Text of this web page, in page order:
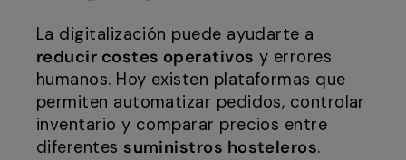
La digitalización puede ayudarte a
reducir costes operativos y errores
humanos. Hoy existen plataformas que
permiten automatizar pedidos, controlar
inventario y comparar precios entre
diferentes suministros hosteleros.